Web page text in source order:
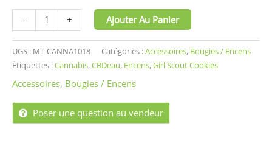
- + Ajouter Au Panier
UGS : MT-CANNA1018 Catégories :Accessoires, Bougies / Encens
Étiquettes :Cannabis,CBDeau, Encens,Girl Scout Cookies
Accessoires, Bougies / Encens
Poser une question au vendeur